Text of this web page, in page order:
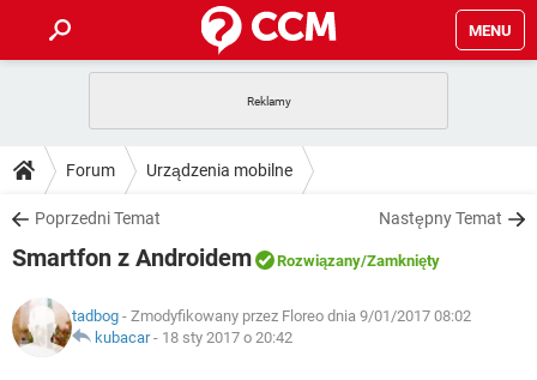
MENU
GRY WHATSAPP
SPOTIFY
INSTAGRAM FACEBOOK
WINDOWS 10
PORADY
PlayStation TIKTOK
INSTAGRAM FACEBOOK
DO POBRANIA
ANDROID TIKTOK
GRY
IOS NETFLIX
COVID-19 TIKTOK
ARTYKUŁY
Forum Urządzenia mobilne
Poprzedni Temat Następny Temat
Smartfon z Androidem Rozwiązany/Zamknięty
tadbog - Zmodyfikowany przez Floreo dnia 9/01/2017 08:02
kubacar- 18 sty 2017 o 20:42